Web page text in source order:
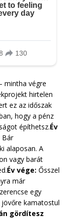
mintha végre
hirtelen
ez az időszak
hogy a pénz
építhetsz.Év
Bár
alaposan. A
vagy barát
Év vége: Ősszel
már
egy
kamatostul
gördítesz